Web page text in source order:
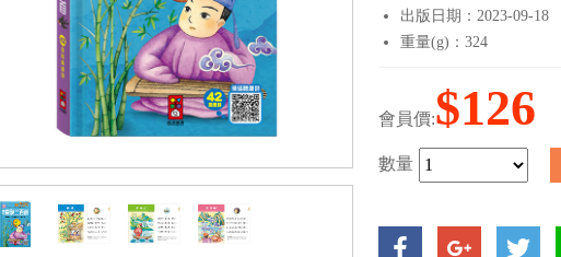
出版日期：2023-09-18
重量(g)：324
會員價:$126
數量